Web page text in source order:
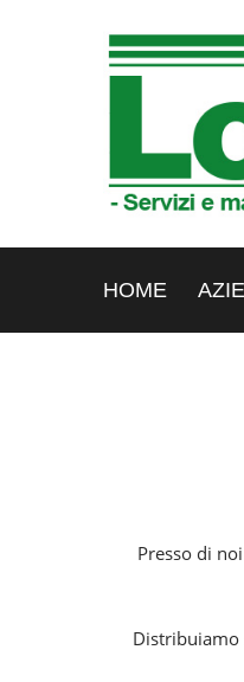
HOME
Presso di
Distribuiamo